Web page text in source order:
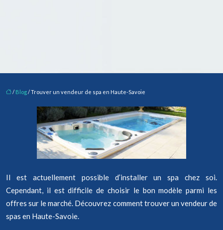
/ Blog/ Trouver un vendeur de spa en Haute-Savoie
Il est actuellement possible d’installer un spa chez soi.
Cependant, il est difficile de choisir le bon modèle parmi les
offres sur le marché. Découvrez comment trouver un vendeur de
spas en Haute-Savoie.